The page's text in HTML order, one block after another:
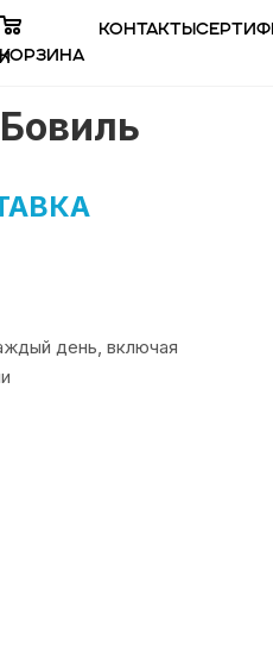
Контакты
Корзина
день, включая